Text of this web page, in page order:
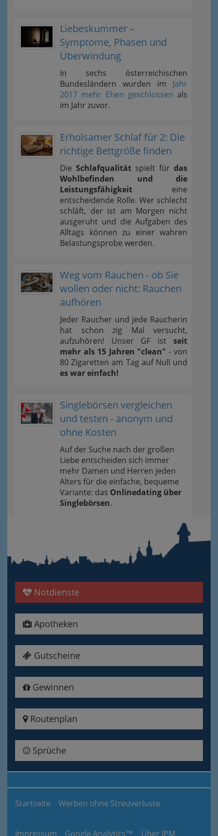
Liebeskummer –
Symptome, Phasen und
Überwindung
In sechs österreichischen
Bundesländern wurden im Jahr
2017 mehr Ehen geschlossen als
im Jahr zuvor.
Erholsamer Schlaf für 2: Die
richtige Bettgröße finden
Die Schlafqualität spielt für das
Wohlbefinden und die
Leistungsfähigkeit eine
entscheidende Rolle. Wer schlecht
schläft, der ist am Morgen nicht
ausgeruht und die Aufgaben des
Alltags können zu einer wahren
Belastungsprobe werden.
Weg vom Rauchen - ob Sie
wollen oder nicht: Rauchen
aufhören
Jeder Raucher und jede Raucherin
hat schon zig Mal versucht,
aufzuhören! Unser GF ist seit
mehr als 15 Jahren "clean" - von
80 Zigaretten am Tag auf Null und
es war einfach!
Singlebörsen vergleichen
und testen - anonym und
ohne Kosten
Auf der Suche nach der großen
Liebe entscheiden sich immer
mehr Damen und Herren jeden
Alters für die einfache, bequeme
Variante: das Onlinedating über
Singlebörsen.
Notdienste
Apotheken
Gutscheine
Gewinnen
Routenplan
Sprüche
Startseite Werben ohne Streuverluste
Impressum Google Analytics™ Über IPM